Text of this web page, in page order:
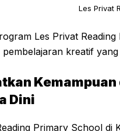
Les Privat
Les Privat
pembelajaran kreatif
Dini
Primary School di